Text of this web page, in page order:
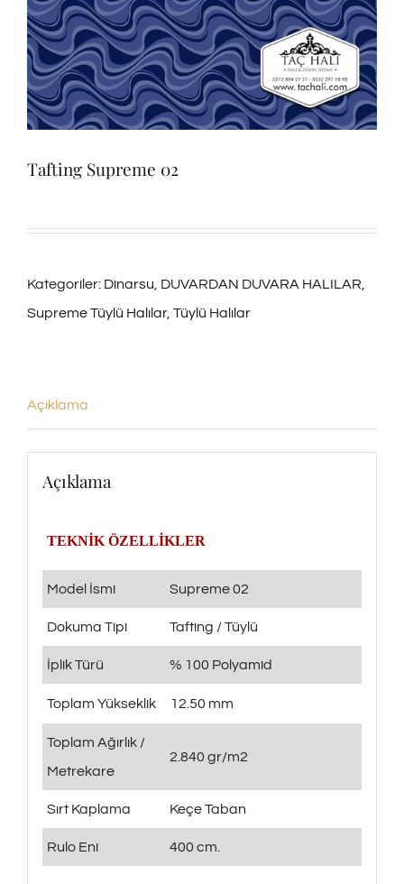
Tafting Supreme 02
Kategoriler: Dinarsu, DUVARDAN DUVARA HALILAR,
Supreme Tüylü Halılar, Tüylü Halılar
Açıklama
Açıklama
TEKNİK ÖZELLİKLER
Model İsmi Supreme 02
Dokuma Tipi Tafting / Tüylü
İplik Türü % 100 Polyamid
Toplam Yükseklik 12.50 mm
Toplam Ağırlık /
Metrekare
2.840 gr/m2
Sırt Kaplama Keçe Taban
Rulo Eni 400 cm.